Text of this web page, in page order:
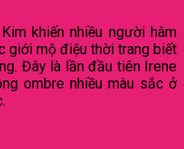
khiến nhiều người hâm
giới mộ điệu thời trang biết
Đây là lần đầu tiên Irene
ombre nhiều màu sắc ở